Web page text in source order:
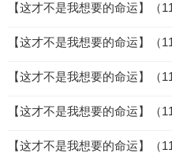
【这才不是我想要的命运】（
【这才不是我想要的命运】（
【这才不是我想要的命运】（
【这才不是我想要的命运】（
【这才不是我想要的命运】（